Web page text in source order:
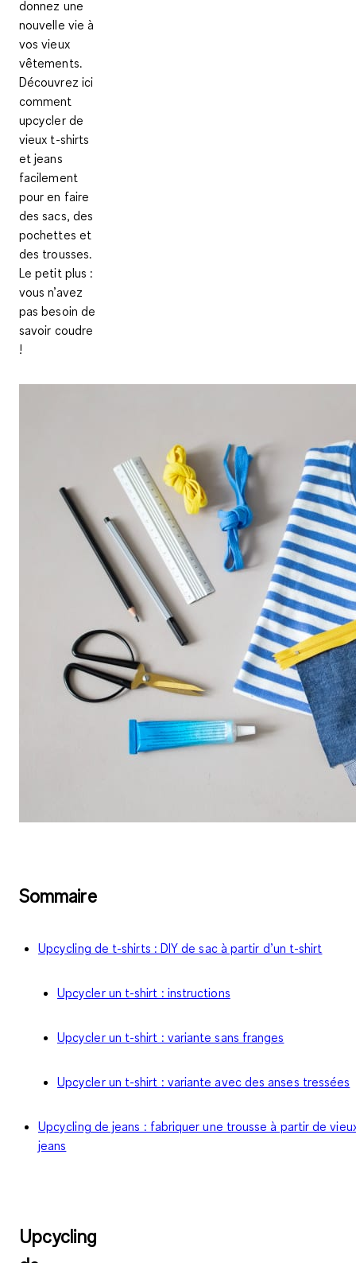
donnez une
nouvelle vie à
vos vieux
vêtements.
Découvrez ici
comment
upcycler de
vieux t-shirts
et jeans
facilement
pour en faire
des sacs, des
pochettes et
des trousses.
Le petit plus :
vous n’avez
pas besoin de
savoir coudre
!
Sommaire
Upcycling de t-shirts : DIY de sac à partir d’un t-shirt
Upcycler un t-shirt : instructions
Upcycler un t-shirt : variante sans franges
Upcycler un t-shirt : variante avec des anses tressées
Upcycling de jeans : fabriquer une trousse à partir de
jeans
Upcycling